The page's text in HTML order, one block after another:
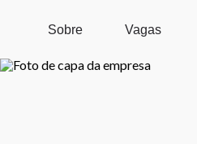
Sobre Vagas